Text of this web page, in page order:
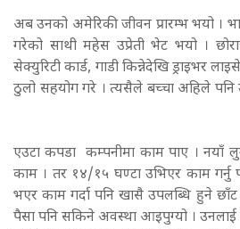
अब उनको अमेरिकी जीवन प्रारम्भ भयो
गरेको साथी महेस उप्रेती भेट भयो ।
सेक्युरिटी कार्ड, गाडी किन्नेदेखि ड्राइभर
ठुलो सहयोग गरे । त्यसैले बच्चा अहिले पनि
एउटा कपडा कम्पनीमा काम पाए । नयाँ
काम । तर १४/१५ घण्टा उभिएर काम गर्नु
भएर काम गर्दा पनि खासै उपलब्धि हुने
पैसा पनि सकिने अवस्था आइपुग्यो ।